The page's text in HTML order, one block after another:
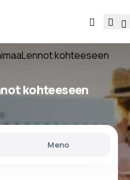
Lennot kohteeseen
kohteeseen
Meno